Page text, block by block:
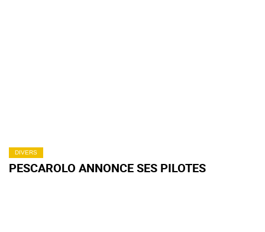
DIVERS
PESCAROLO ANNONCE SES PILOTES